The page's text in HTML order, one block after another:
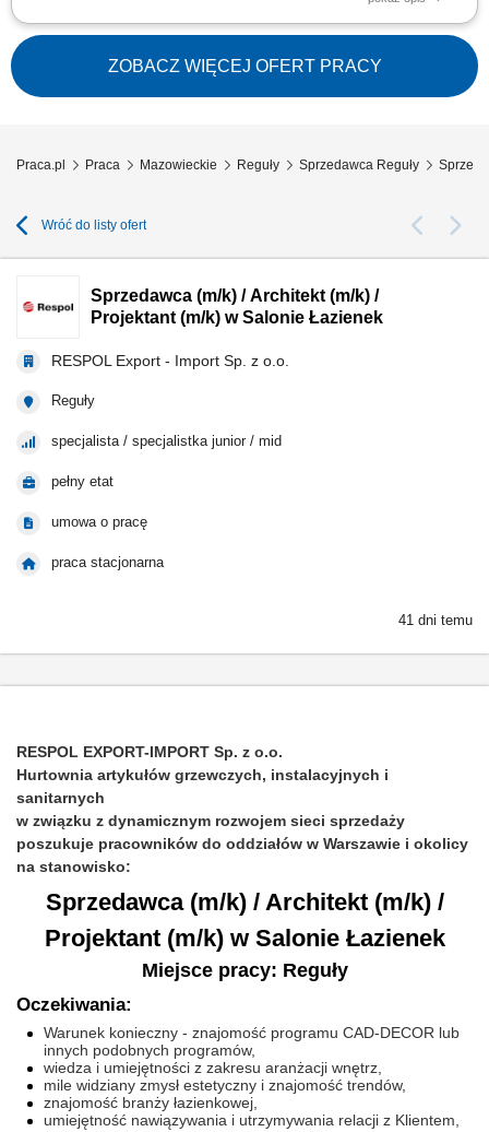
Opis stanowiska: Aktywna obsługa kupujących w punkcie stacjonarnym
oraz fachowe doradztwo w doborze produktów z oferty handlowej.
Kompleksowe spływanie i realizacja zamówień na podstawie
dokumentacji sprzedażowej. Sprawne przyjmowanie dostaw towarowych
i przygotowywanie produktów do wydania...
ZOBACZ WIĘCEJ OFERT PRACY
Praca.pl Praca Mazowieckie Reguły Sprzedawca Reguły
Wróć do listy ofert
Sprzedawca (m/k) / Architekt (m/k) /
Projektant (m/k) w Salonie Łazienek
RESPOL Export - Import Sp. z o.o.
Reguły
specjalista / specjalistka junior / mid
pełny etat
umowa o pracę
praca stacjonarna
41 dni temu
RESPOL EXPORT-IMPORT Sp. z o.o.
Hurtownia artykułów grzewczych, instalacyjnych i
sanitarnych
w związku z dynamicznym rozwojem sieci sprzedaży
poszukuje pracowników do oddziałów w Warszawie i okolicy
na stanowisko:
Sprzedawca (m/k) / Architekt (m/k) /
Projektant (m/k) w Salonie Łazienek
Miejsce pracy: Reguły
Oczekiwania:
Warunek konieczny - znajomość programu CAD-DECOR lub
innych podobnych programów,
wiedza i umiejętności z zakresu aranżacji wnętrz,
mile widziany zmysł estetyczny i znajomość trendów,
znajomość branży łazienkowej,
umiejętność nawiązywania i utrzymywania relacji z Klientem,